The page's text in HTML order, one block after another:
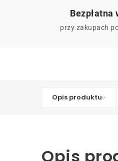
Bezpłatna
przy zakupach
Opis produktu
Opis